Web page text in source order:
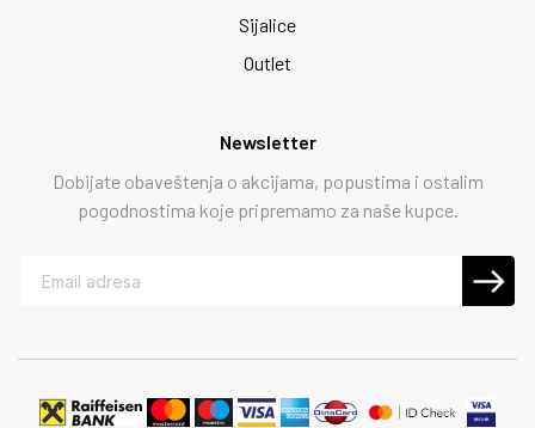
Sijalice
Outlet
Newsletter
Dobijate obaveštenja o akcijama, popustima i ostalim
pogodnostima koje pripremamo za naše kupce.